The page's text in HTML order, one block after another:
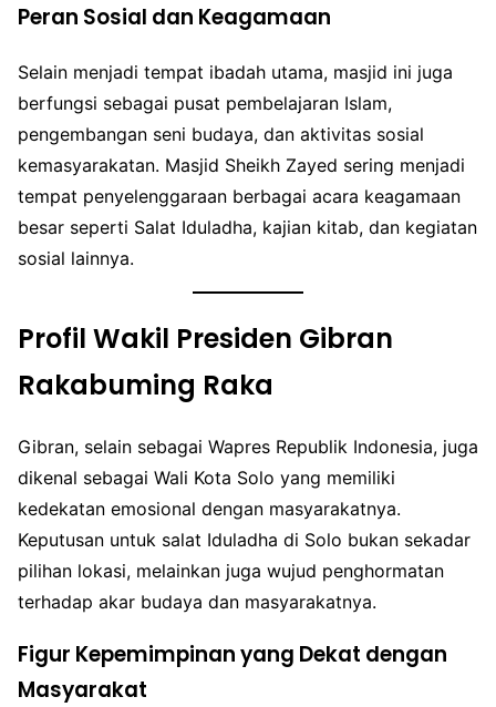
Peran Sosial dan Keagamaan
Selain menjadi tempat ibadah utama, masjid ini juga
berfungsi sebagai pusat pembelajaran Islam,
pengembangan seni budaya, dan aktivitas sosial
kemasyarakatan. Masjid Sheikh Zayed sering menjadi
tempat penyelenggaraan berbagai acara keagamaan
besar seperti Salat Iduladha, kajian kitab, dan kegiatan
sosial lainnya.
Profil Wakil Presiden Gibran
Rakabuming Raka
Gibran, selain sebagai Wapres Republik Indonesia, juga
dikenal sebagai Wali Kota Solo yang memiliki
kedekatan emosional dengan masyarakatnya.
Keputusan untuk salat Iduladha di Solo bukan sekadar
pilihan lokasi, melainkan juga wujud penghormatan
terhadap akar budaya dan masyarakatnya.
Figur Kepemimpinan yang Dekat dengan
Masyarakat